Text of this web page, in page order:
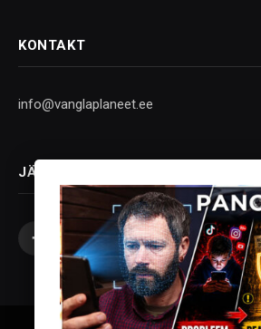
KONTAKT
info@vanglaplaneet.ee
JÄLGI SOTSIAALMEEDIAS
Facebook
X
(Twitter)
InstagramYouTubeTelegram